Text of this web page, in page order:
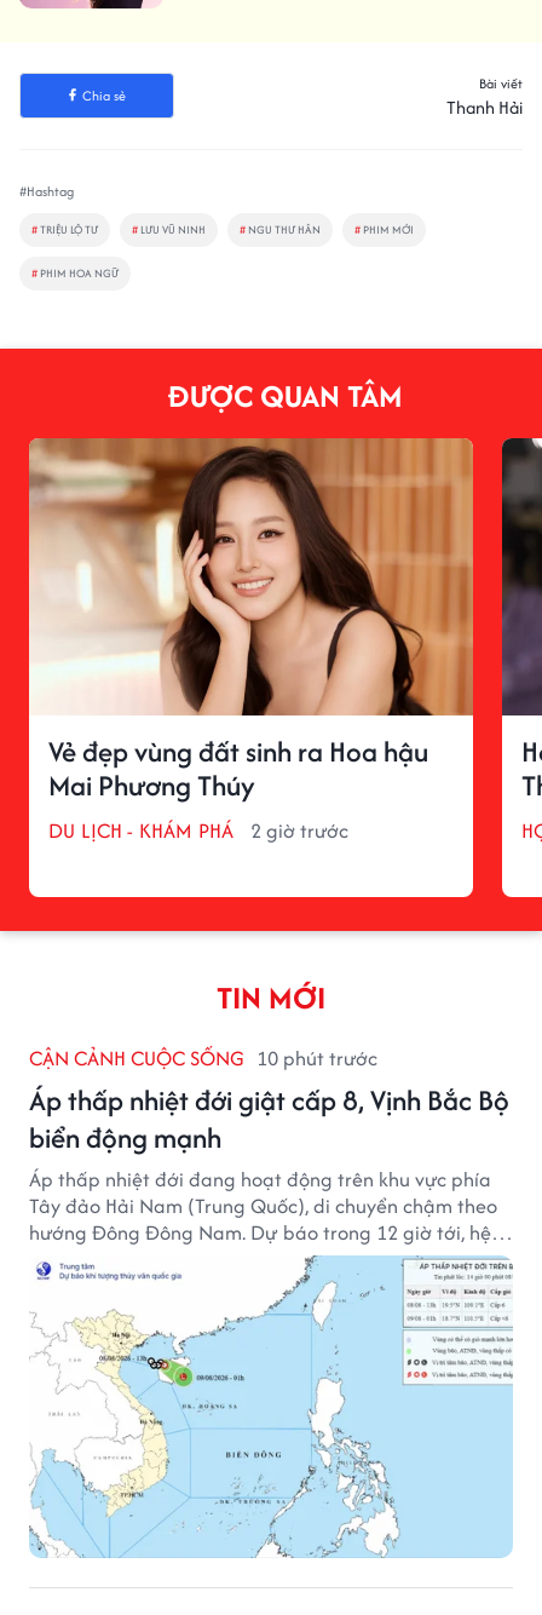
Chia sẻ
Bài viết
Thanh Hải
#Hashtag
#TRIỆU LỘ TƯ # LƯU VŨ NINH # NGU THƯ HÂN # PHIM MỚI
# PHIM HOA NGỮ
ĐƯỢC QUAN TÂM
Vẻ đẹp vùng đất sinh ra Hoa hậu
Mai Phương Thúy
DU LỊCH - KHÁM PHÁ 2 giờ trước
TIN MỚI
CẬN CẢNH CUỘC SỐNG 10 phút trước
Áp thấp nhiệt đới giật cấp 8, Vịnh Bắc Bộ
biển động mạnh
Áp thấp nhiệt đới đang hoạt động trên khu vực phía
Tây đảo Hải Nam (Trung Quốc), di chuyển chậm theo
hướng Đông Đông Nam. Dự báo trong 12 giờ tới, hệ
thống này suy yếu dần thành vùng áp thấp.